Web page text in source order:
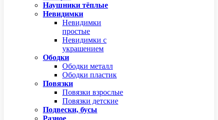
Наушники тёплые
Невидимки
Невидимки
простые
Невидимки с
украшением
Ободки
Ободки металл
Ободки пластик
Повязки
Повязки взрослые
Повязки детские
Подвески, бусы
Разное